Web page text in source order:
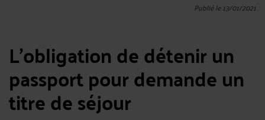
Publié le 13/01/2021
L'obligation de détenir un
passport pour demande un
titre de séjour